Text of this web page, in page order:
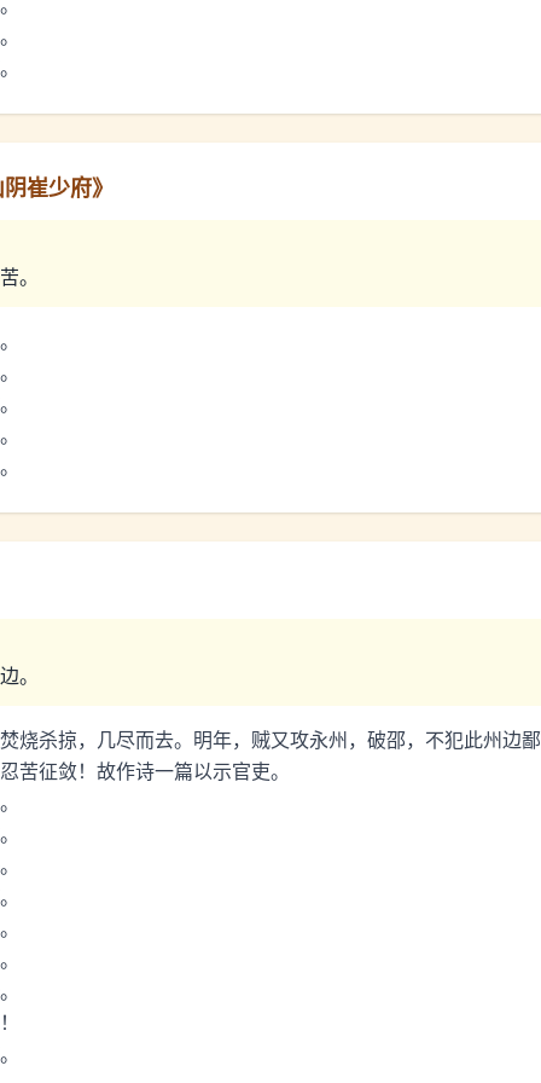
阴崔少府》
。
。
烧杀掠，几尽而去。明年，贼又攻永州，破邵，不犯此州边
苦征敛！故作诗一篇以示官吏。